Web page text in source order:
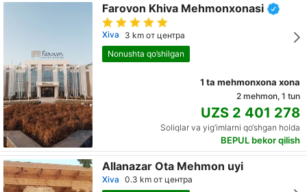
Farovon Khiva Mehmonxonasi
Хiva
3 km от центра
Nonushta qo’shilgan
1 ta mehmonxona xona
2 mehmon, 1 tun
UZS 2 401 278
Soliqlar va yig‘imlarni qo‘shgan holda
BEPUL bekor qilish
Allanazar Ota Mehmon uyi
Хiva 0.3 km от центра